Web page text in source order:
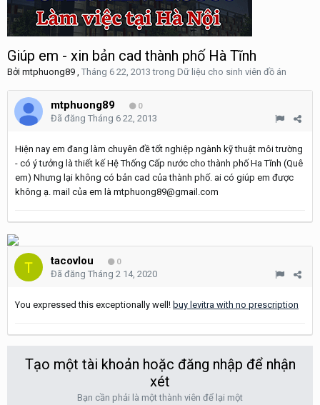
Giúp em - xin bản cad thành phố Hà Tĩnh
Bởi mtphuong89 , Tháng 6 22, 2013trong Dữ liệu cho sinh viên đồ án
mtphuong89 0
Đã đăng Tháng 6 22, 2013
Hiện nay em đang làm chuyên đề tốt nghiệp ngành kỹ thuật môi trường
- có ý tưởng là thiết kế Hệ Thống Cấp nước cho thành phố Ha Tĩnh (Quê
em) Nhưng lại không có bản cad của thành phố. ai có giúp em được
không ạ. mail của em là mtphuong89@gmail.com
tacovlou 0
Đã đăng Tháng 2 14, 2020
You expressed this exceptionally well! buy levitra with no prescription
Tạo một tài khoản hoặc đăng nhập để nhận
xét
Bạn cần phải là một thành viên để lại một